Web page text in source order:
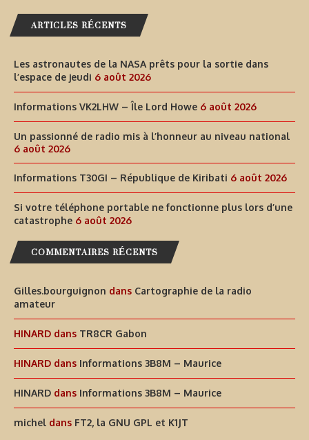
ARTICLES RÉCENTS
Les astronautes de la NASA prêts pour la sortie dans
l’espace de jeudi 6 août 2026
Informations VK2LHW – Île Lord Howe 6 août 2026
Un passionné de radio mis à l’honneur au niveau national
6 août 2026
Informations T30GI – République de Kiribati 6 août 2026
Si votre téléphone portable ne fonctionne plus lors d’une
catastrophe 6 août 2026
COMMENTAIRES RÉCENTS
Gilles.bourguignon dans Cartographie de la radio
amateur
HINARD dans TR8CR Gabon
HINARD dans Informations 3B8M – Maurice
HINARD dans Informations 3B8M – Maurice
michel dans FT2, la GNU GPL et K1JT